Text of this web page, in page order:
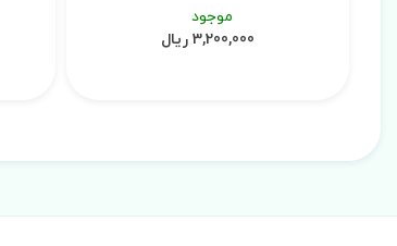
موجود
3,200,000 ریال